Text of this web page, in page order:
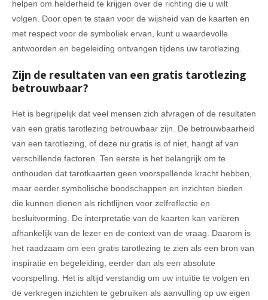
helpen om helderheid te krijgen over de richting die u wilt
volgen. Door open te staan voor de wijsheid van de kaarten en
met respect voor de symboliek ervan, kunt u waardevolle
antwoorden en begeleiding ontvangen tijdens uw tarotlezing.
Zijn de resultaten van een gratis tarotlezing
betrouwbaar?
Het is begrijpelijk dat veel mensen zich afvragen of de resultaten
van een gratis tarotlezing betrouwbaar zijn. De betrouwbaarheid
van een tarotlezing, of deze nu gratis is of niet, hangt af van
verschillende factoren. Ten eerste is het belangrijk om te
onthouden dat tarotkaarten geen voorspellende kracht hebben,
maar eerder symbolische boodschappen en inzichten bieden
die kunnen dienen als richtlijnen voor zelfreflectie en
besluitvorming. De interpretatie van de kaarten kan variëren
afhankelijk van de lezer en de context van de vraag. Daarom is
het raadzaam om een gratis tarotlezing te zien als een bron van
inspiratie en begeleiding, eerder dan als een absolute
voorspelling. Het is altijd verstandig om uw intuïtie te volgen en
de verkregen inzichten te gebruiken als aanvulling op uw eigen